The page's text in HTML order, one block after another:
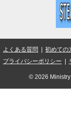
よくある質問 初めての
プライバシーポリシー
© 2026